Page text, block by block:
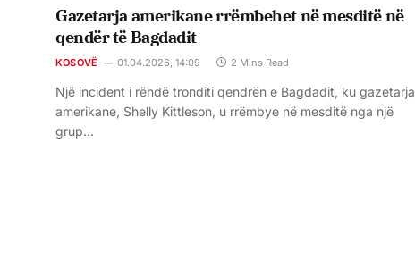
Gazetarja amerikane rrëmbehet në mesditë në
qendër të Bagdadit
KOSOVË 01.04.2026, 14:09 2 Mins Read
Një incident i rëndë tronditi qendrën e Bagdadit, ku gazetarja
amerikane, Shelly Kittleson, u rrëmbye në mesditë nga një
grup…